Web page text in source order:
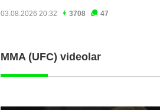
03.08.2026 20:32 3708 47
MMA (UFC) videolar